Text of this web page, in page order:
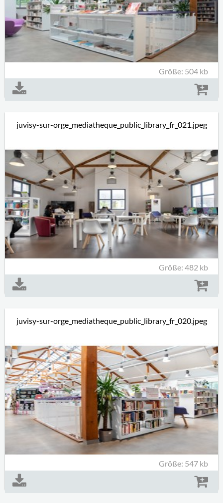
Größe: 504 kb
juvisy-sur-orge_mediatheque_public_library_fr_021.jpeg
Größe: 482 kb
juvisy-sur-orge_mediatheque_public_library_fr_020.jpeg
Größe: 547 kb